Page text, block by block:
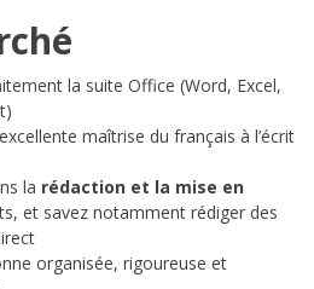
la suite Office (Word, Excel,
maîtrise du français à l’écrit
la rédaction et la mise en
et savez notamment rédiger des
organisée, rigoureuse et